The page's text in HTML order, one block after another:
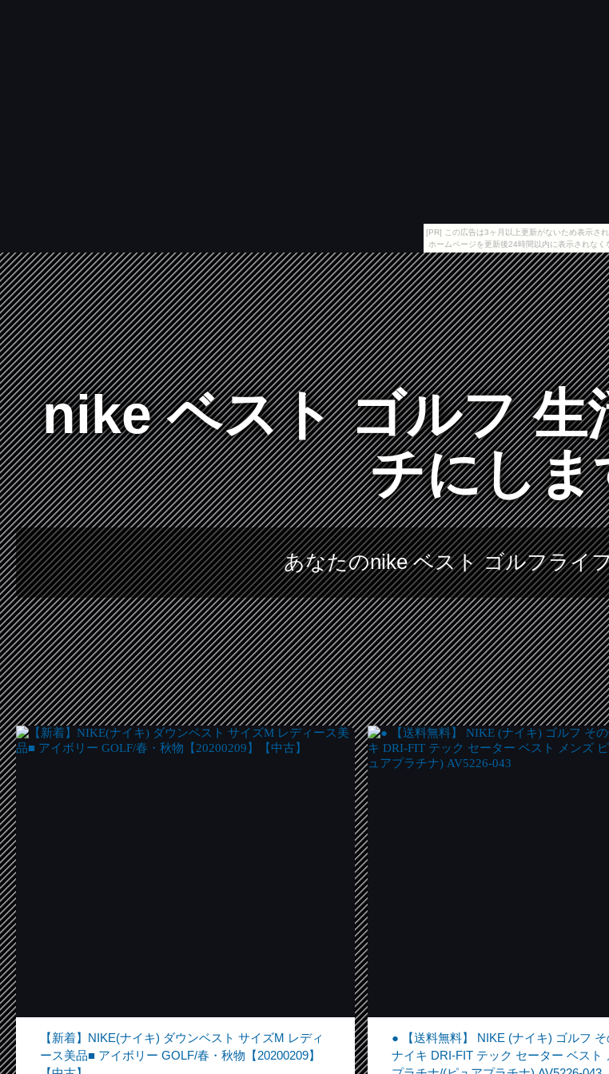
[PR] この広告は3ヶ月以上更新がないため表示され
ホームページを更新後24時間以内に表示されなく
nike ベスト ゴルフ 生
チにしま
あなたのnike ベスト ゴルフライ
【新着】NIKE(ナイキ) ダウンベスト サイズM レディ
ース美品■ アイボリー GOLF/春・秋物【20200209】
● 【送料無料】 NIKE (ナイキ) ゴルフ
ナイキ DRI-FIT テック セーター ベスト